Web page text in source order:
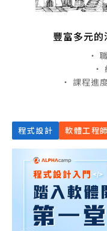
豐富多元
・
・
・ 課程進
程式設計 軟體工程師